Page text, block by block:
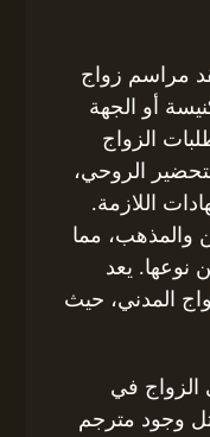
مراسم زواج
أو الجهة
الزواج
الروحي،
اللازمة.
والمذهب، مما
نوعها. يعد
المدني، حيث
الزواج في
وجود مترجم